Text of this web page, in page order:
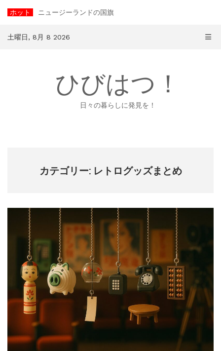
ホット ニュージーランドの国旗
土曜日, 8月 8 2026
ひびはつ！
日々の暮らしに発見を！
カテゴリー: レトログッズまとめ